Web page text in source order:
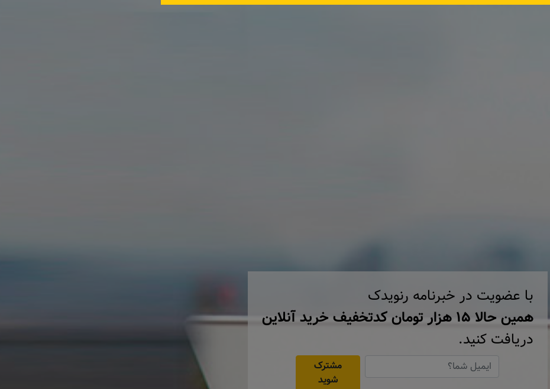
با عضویت در خبرنامه رنویدک
همین حالا ۱۵ هزار تومان کد‌تخفیف خرید آنلاین
دریافت کنید.
مشترک
شوید